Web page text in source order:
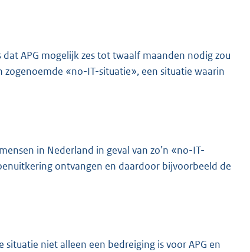
APG mogelijk zes tot twaalf maanden nodig zou
«no-IT-situatie», een situatie waarin
in Nederland in geval van zo’n «no-IT-
ontvangen en daardoor bijvoorbeeld de
niet alleen een bedreiging is voor APG en